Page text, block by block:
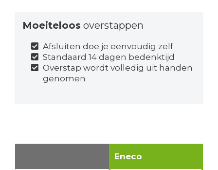
Moeiteloos overstappen
Afsluiten doe je eenvoudig zelf
Standaard 14 dagen bedenktijd
Overstap wordt volledig uit handen
genomen
Eneco